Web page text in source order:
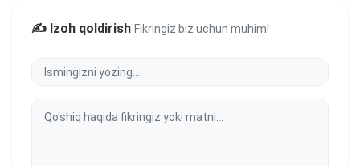
✍️ Izoh qoldirish Fikringiz biz uchun muhim!